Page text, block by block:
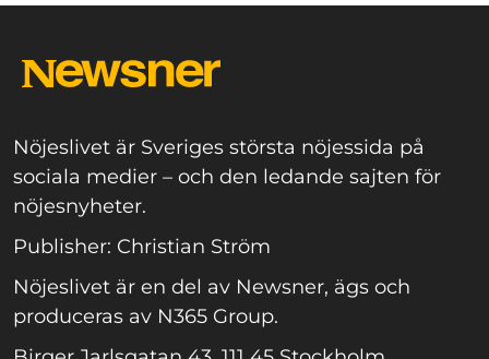
Nöjeslivet är Sveriges största nöjessida på
sociala medier – och den ledande sajten för
nöjesnyheter.
Publisher: Christian Ström
Nöjeslivet är en del av Newsner, ägs och
produceras av N365 Group.